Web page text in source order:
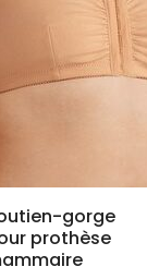
gorge
prothèse